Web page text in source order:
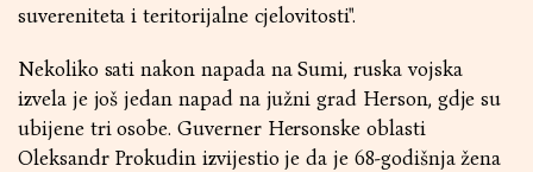
suvereniteta i teritorijalne cjelovitosti".
Nekoliko sati nakon napada na Sumi, ruska vojska
izvela je još jedan napad na južni grad Herson, gdje su
ubijene tri osobe. Guverner Hersonske oblasti
Oleksandr Prokudin izvijestio je da je 68-godišnja žena